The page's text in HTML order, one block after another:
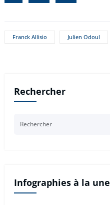
Franck Allisio Julien Odoul
Rechercher
Infographies à la une